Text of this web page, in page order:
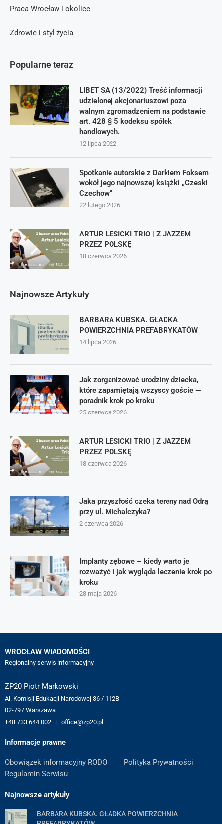
Popularne teraz
LIBET SA (13/2022) Treść informacji
udzielonej akcjonariuszowi poza
walnym zgromadzeniem na podstawie
art. 428 § 5 kodeksu spółek
handlowych.
12 lipca 2022
Spotkanie autorskie z Darkiem Foksem
wokół jego najnowszej książki „Czeski
Czechow”
22 lutego 2026
ARTUR LESICKI TRIO | Z JAZZEM
PRZEZ POLSKĘ
18 czerwca 2026
Najnowsze Artykuły
BARBARA KUBSKA. GŁADKA
POWIERZCHNIA PREFABRYKATÓW
14 lipca 2026
Jak zorganizować urodziny dziecka,
które zapamiętają wszyscy goście —
poradnik krok po kroku
25 czerwca 2026
ARTUR LESICKI TRIO | Z JAZZEM
PRZEZ POLSKĘ
18 czerwca 2026
Jaka przyszłość czeka tereny nad Odrą
przy ul. Michalczyka?
2 czerwca 2026
Implanty zębowe – kiedy warto je
rozważyć i jak wygląda leczenie krok po
kroku
28 maja 2026
Praca Wrocław i okolice
Zdrowie i styl życia
WROCŁAW WIADOMOŚCI
Regionalny serwis informacyjny
ZP20 Piotr Markowski
Al. Komisji Edukacji Narodowej 36 / 112B
02-797 Warszawa
+48 733 644 002 | office@zp20.pl
Informacje prawne
Obowiązek informacyjny RODO
Polityka Prywatności
Regulamin Serwisu
Najnowsze artykuły
BARBARA KUBSKA. GŁADKA POWIERZCHNIA